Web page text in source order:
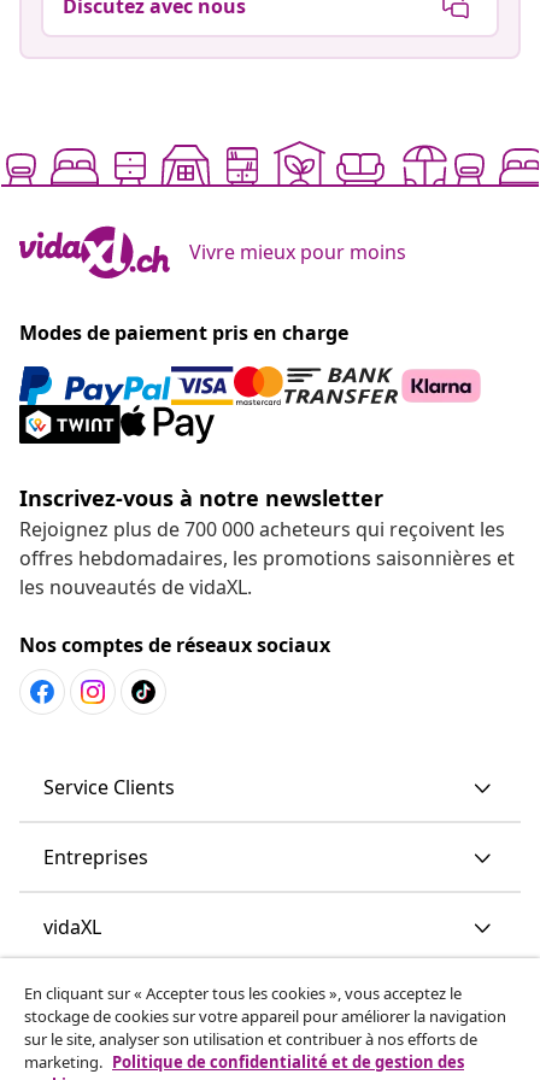
Discutez avec nous
Vivre mieux pour moins
Modes de paiement pris en charge
Inscrivez-vous à notre newsletter
Rejoignez plus de 700 000 acheteurs qui reçoivent les
offres hebdomadaires, les promotions saisonnières et
les nouveautés de vidaXL.
Nos comptes de réseaux sociaux
Service Clients
Entreprises
vidaXL
More content links
En cliquant sur « Accepter tous les cookies », vous acceptez le
stockage de cookies sur votre appareil pour améliorer la navigation
sur le site, analyser son utilisation et contribuer à nos efforts de
marketing. Politique de confidentialité et de gestion des